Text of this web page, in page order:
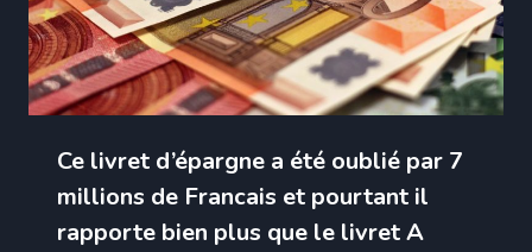
Ce livret d’épargne a été oublié par 7
millions de Francais et pourtant il
rapporte bien plus que le livret A